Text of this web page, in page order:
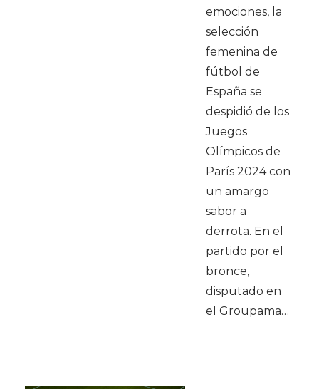
emociones, la
selección
femenina de
fútbol de
España se
despidió de los
Juegos
Olímpicos de
París 2024 con
un amargo
sabor a
derrota. En el
partido por el
bronce,
disputado en
el Groupama…